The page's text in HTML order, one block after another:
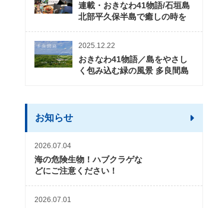
2026年3月5日〜2026年10月31日 2026年3月20日〜2026年11
連載・おきなわ41物語/石垣島
北部平久保半島で癒しの時を
2025.12.22
おきなわ41物語／島をやさし
く包み込む緑の風景 多良間島
お知らせ
2026.07.04
海の危険生物！ハブクラゲな
どにご注意ください！
2026.07.01